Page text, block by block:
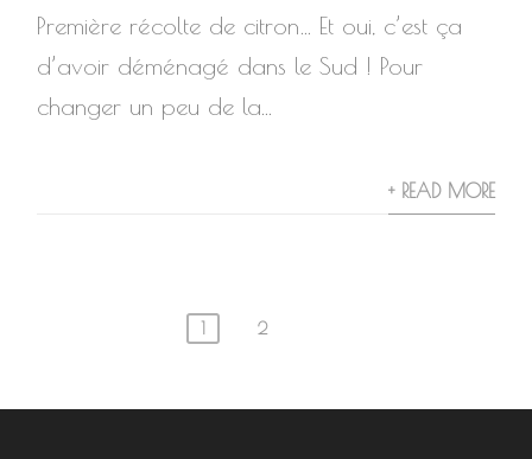
Première récolte de citron… Et oui, c’est ça
d’avoir déménagé dans le Sud ! Pour
changer un peu de la...
+ READ MORE
des
1 2